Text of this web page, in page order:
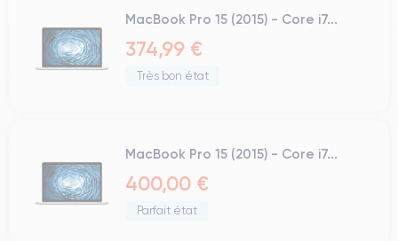
MacBook Pro 15 (2015) - Core i7...
374,99 €
Très bon état
MacBook Pro 15 (2015) - Core i7...
400,00 €
Parfait état